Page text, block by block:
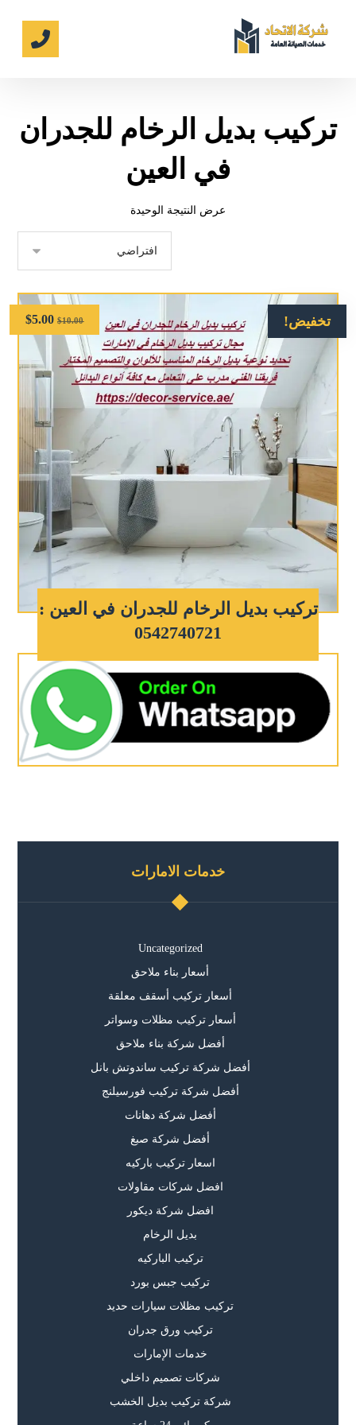
تركيب بديل الرخام للجدران
في العين
عرض النتيجة الوحيدة
تخفيض!
تركيب بديل الرخام للجدران في العين :
0542740721
$10.00
$5.00
خدمات الامارات
Uncategorized
أسعار بناء ملاحق
أسعار تركيب أسقف معلقة
أسعار تركيب مظلات وسواتر
أفضل شركة بناء ملاحق
أفضل شركة تركيب ساندوتش بانل
أفضل شركة تركيب فورسيلنج
أفضل شركة دهانات
أفضل شركة صبغ
اسعار تركيب باركيه
افضل شركات مقاولات
افضل شركة ديكور
بديل الرخام
تركيب الباركيه
تركيب جبس بورد
تركيب مظلات سيارات حديد
تركيب ورق جدران
خدمات الإمارات
شركات تصميم داخلي
شركة تركيب بديل الخشب